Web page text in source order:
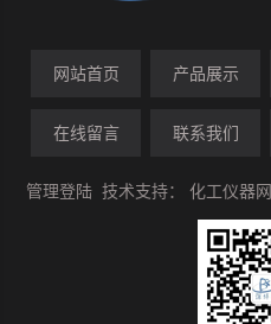
网站首页 产品展示
在线留言 联系我们
管理登陆 技术支持：化工仪器网